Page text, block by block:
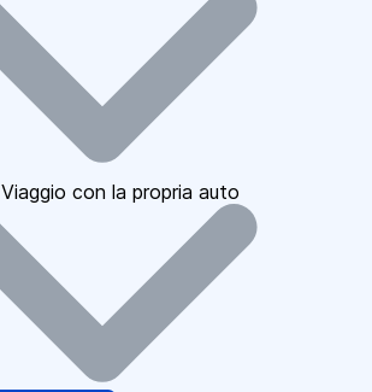
Viaggio con la propria auto